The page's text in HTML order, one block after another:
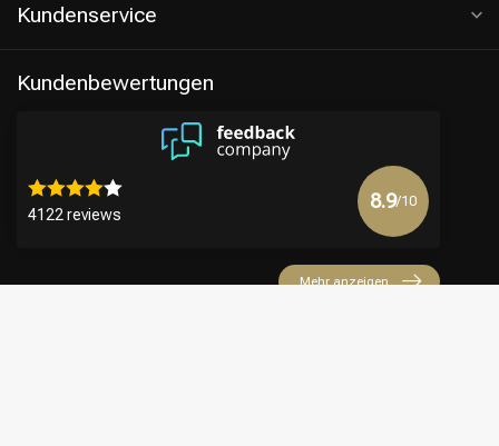
Kundenservice
Kundenbewertungen
4122 reviews
8.9/10
Mehr anzeigen